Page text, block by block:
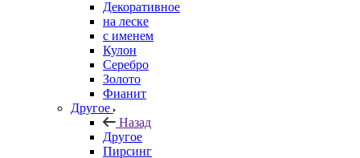
Декоративное
на леске
с именем
Кулон
Серебро
Золото
Фианит
Другое
Назад
Другое
Пирсинг